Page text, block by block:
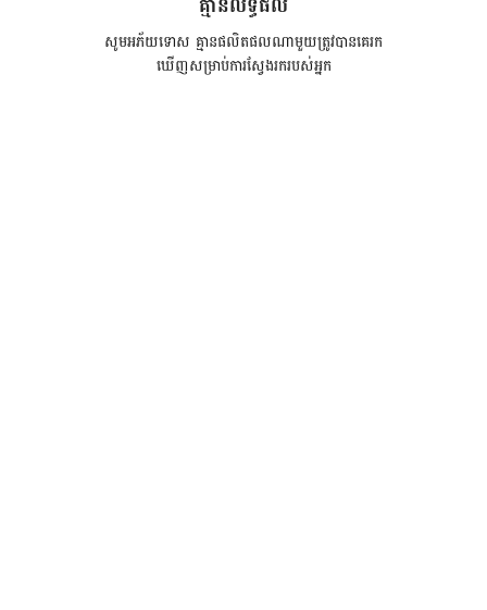
សូមអភ័យទោស គ្មានផលិតផលណាមួយត្រូវបានគេរក
ឃើញសម្រាប់ការស្វែងរករបស់អ្នក